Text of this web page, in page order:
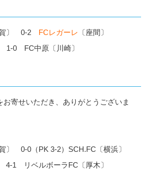
賀〕 0-2 FCレガーレ 〔座間〕
1-0 FC中原〔川崎〕
お寄せいただき、ありがとうございま
〕 0-0（PK 3-2）SCH.FC〔横浜〕
4-1 リベルボーラFC〔厚木〕